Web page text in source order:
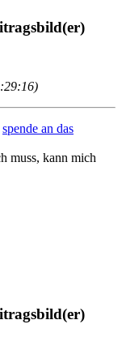
spende an das
muss, kann mich